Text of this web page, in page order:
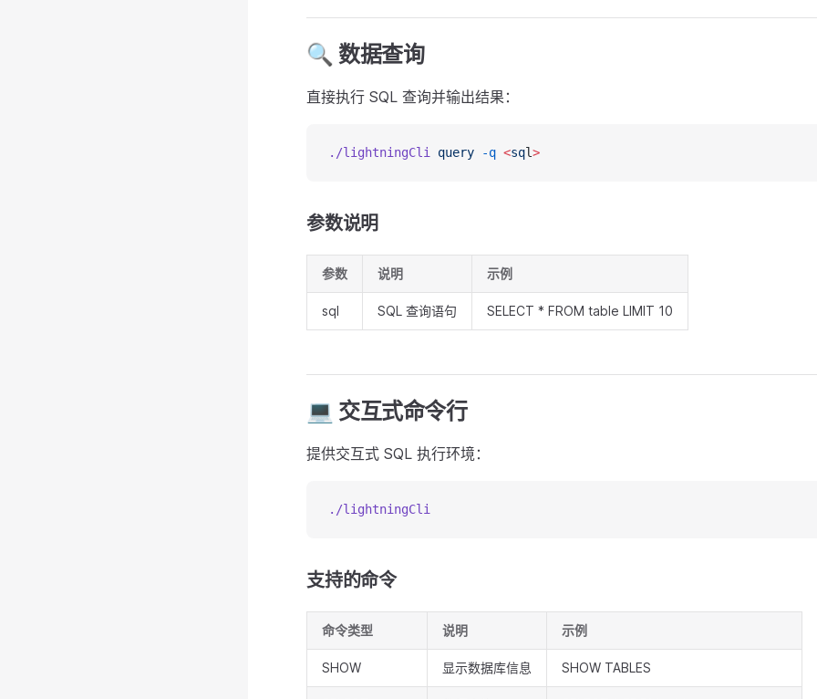
🔍 数据查询
直接执行 SQL 查询并输出结果：
./lightningCli query -q <sql>
参数说明
参数 说明 示例
sql SQL 查询语句 SELECT * FROM table LIMIT 10
💻 交互式命令行
提供交互式 SQL 执行环境：
./lightningCli
支持的命令
命令类型 说明 示例
SHOW 显示数据库信息 SHOW TABLES